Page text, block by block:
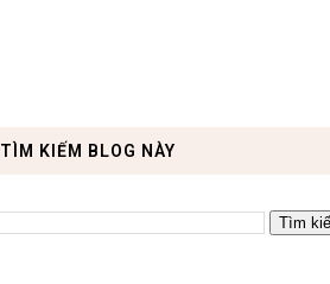
TÌM KIẾM BLOG NÀY